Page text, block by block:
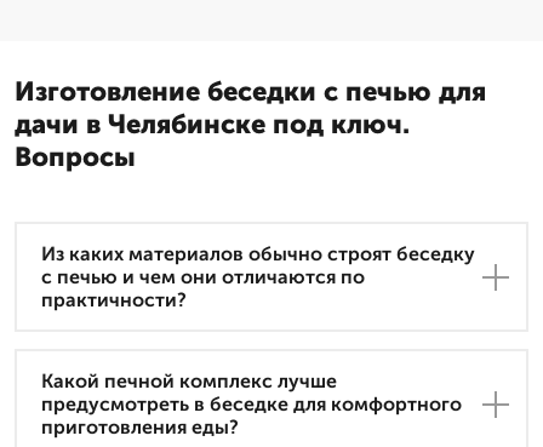
Изготовление беседки с печью для
дачи в Челябинске под ключ.
Вопросы
Из каких материалов обычно строят беседку
с печью и чем они отличаются по
практичности?
Какой печной комплекс лучше
предусмотреть в беседке для комфортного
приготовления еды?